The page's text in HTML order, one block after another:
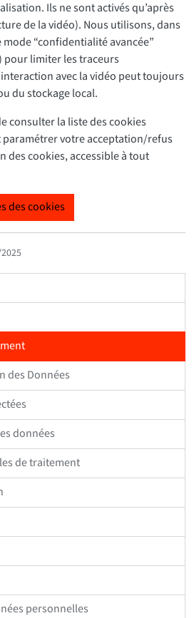
Ils ne sont activés qu’après
de la vidéo). Nous utilisons, dans
“confidentialité avancée”
limiter les traceurs
avec la vidéo peut toujours
du stockage local.
consulter la liste des cookies
paramétrer votre acceptation/refus
des cookies, accessible à tout
des cookies
des Données
données
de traitement
personnelles